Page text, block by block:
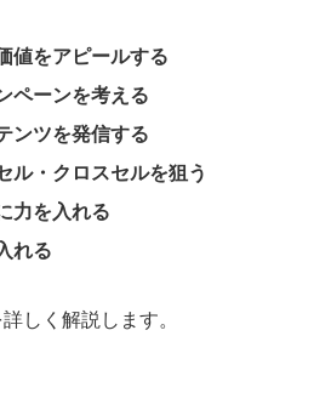
値をアピールする
ペーンを考える
ンツを発信する
ル・クロスセルを狙う
力を入れる
れる
しく解説します。